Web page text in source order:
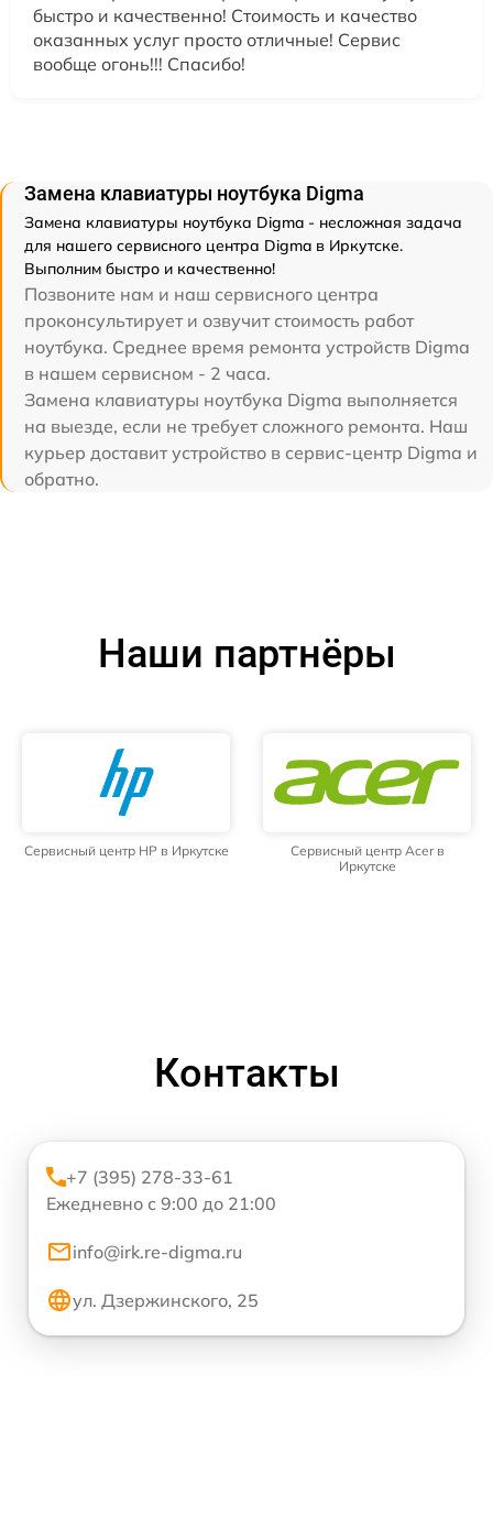
быстро и качественно! Стоимость и качество
оказанных услуг просто отличные! Сервис
вообще огонь!!! Спасибо!
Замена клавиатуры ноутбука Digma
Замена клавиатуры ноутбука Digma - несложная задача
для нашего сервисного центра Digma в Иркутске.
Выполним быстро и качественно!
Позвоните нам и наш сервисного центра
проконсультирует и озвучит стоимость работ
ноутбука. Среднее время ремонта устройств Digma
в нашем сервисном - 2 часа.
Замена клавиатуры ноутбука Digma выполняется
на выезде, если не требует сложного ремонта. Наш
курьер доставит устройство в сервис-центр Digma и
обратно.
Наши партнёры
Сервисный центр HP в Иркутске
Сервисный центр Acer в
Иркутске
Контакты
+7 (395) 278-33-61
Ежедневно с 9:00 до 21:00
info@irk.re-digma.ru
ул. Дзержинского, 25